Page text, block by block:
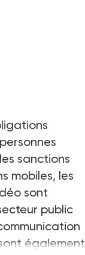
sanctions
mobiles, les
sont
public
également